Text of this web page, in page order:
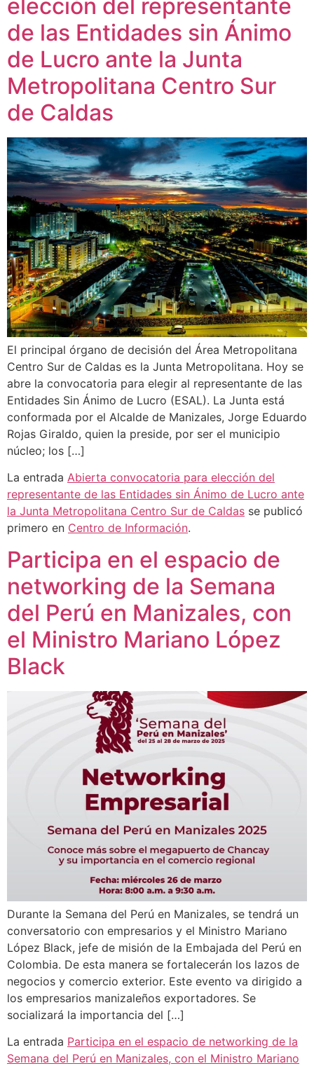
elección del representante
de las Entidades sin Ánimo
de Lucro ante la Junta
Metropolitana Centro Sur
de Caldas
El principal órgano de decisión del Área Metropolitana
Centro Sur de Caldas es la Junta Metropolitana. Hoy se
abre la convocatoria para elegir al representante de las
Entidades Sin Ánimo de Lucro (ESAL). La Junta está
conformada por el Alcalde de Manizales, Jorge Eduardo
Rojas Giraldo, quien la preside, por ser el municipio
núcleo; los […]
La entrada Abierta convocatoria para elección del
representante de las Entidades sin Ánimo de Lucro ante
la Junta Metropolitana Centro Sur de Caldas se publicó
primero en Centro de Información.
Participa en el espacio de
networking de la Semana
del Perú en Manizales, con
el Ministro Mariano López
Black
Durante la Semana del Perú en Manizales, se tendrá un
conversatorio con empresarios y el Ministro Mariano
López Black, jefe de misión de la Embajada del Perú en
Colombia. De esta manera se fortalecerán los lazos de
negocios y comercio exterior. Este evento va dirigido a
los empresarios manizaleños exportadores. Se
socializará la importancia del […]
La entrada Participa en el espacio de networking de la
Semana del Perú en Manizales, con el Ministro Mariano